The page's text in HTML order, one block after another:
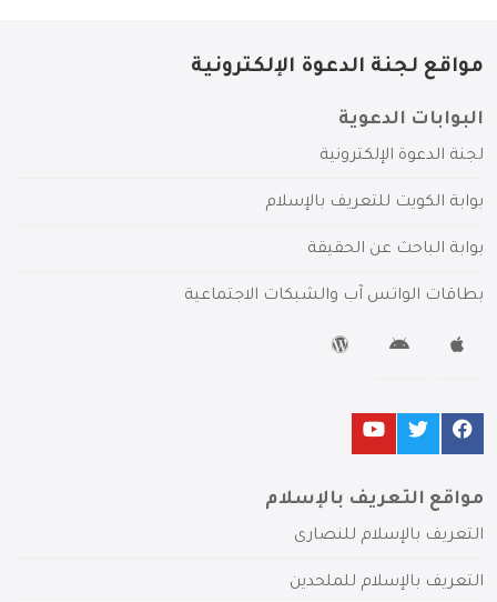
مواقع لجنة الدعوة الإلكترونية
البوابات الدعوية
لجنة الدعوة الإلكترونية
بوابة الكويت للتعريف بالإسلام
بوابة الباحث عن الحقيقة
بطاقات الواتس آب والشبكات الاجتماعية
مواقع التعريف بالإسلام
التعريف بالإسلام للنصارى
التعريف بالإسلام للملحدين